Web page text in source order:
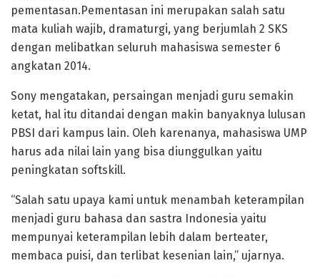
pementasan.Pementasan ini merupakan salah satu
mata kuliah wajib, dramaturgi, yang berjumlah 2 SKS
dengan melibatkan seluruh mahasiswa semester 6
angkatan 2014.
Sony mengatakan, persaingan menjadi guru semakin
ketat, hal itu ditandai dengan makin banyaknya lulusan
PBSI dari kampus lain. Oleh karenanya, mahasiswa UMP
harus ada nilai lain yang bisa diunggulkan yaitu
peningkatan softskill.
“Salah satu upaya kami untuk menambah keterampilan
menjadi guru bahasa dan sastra Indonesia yaitu
mempunyai keterampilan lebih dalam berteater,
membaca puisi, dan terlibat kesenian lain,” ujarnya.